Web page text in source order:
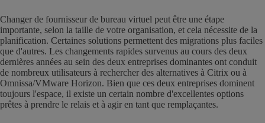
Changer de fournisseur de bureau virtuel peut être une étape
importante, selon la taille de votre organisation, et cela nécessite de la
planification. Certaines solutions permettent des migrations plus faciles
que d'autres. Les changements rapides survenus au cours des deux
dernières années au sein des deux entreprises dominantes ont conduit
de nombreux utilisateurs à rechercher des alternatives à Citrix ou à
Omnissa/VMware Horizon. Bien que ces deux entreprises dominent
toujours l'espace, il existe un certain nombre d'excellentes options
prêtes à prendre le relais et à agir en tant que remplaçantes.